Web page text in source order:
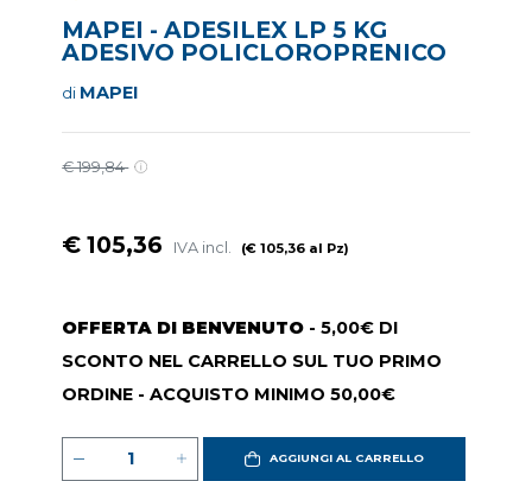
MAPEI - ADESILEX LP 5 KG
ADESIVO POLICLOROPRENICO
di MAPEI
€ 199,84
€ 105,36 IVA incl. (€ 105,36 al Pz)
OFFERTA DI BENVENUTO - 5,00€ DI
SCONTO NEL CARRELLO SUL TUO PRIMO
ORDINE - ACQUISTO MINIMO 50,00€
AGGIUNGI AL CARRELLO